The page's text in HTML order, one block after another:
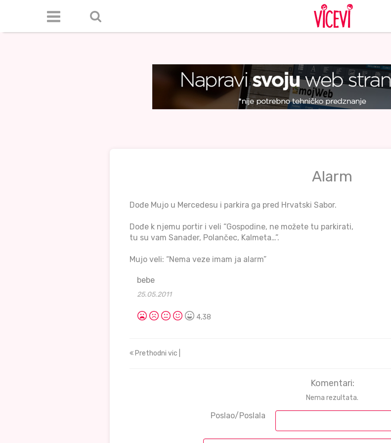
Alarm
Dođe Mujo u Mercedesu i parkira ga pred Hrvatski Sabor.
Dođe k njemu portir i veli “Gospodine, ne možete tu parkirati,
tu su vam Sanader, Polančec, Kalmeta…”.
Mujo veli: “Nema veze imam ja alarm”
bebe
25.05.2011
4,38
Prethodni vic |
Komentari:
Nema rezultata.
Poslao/Poslala